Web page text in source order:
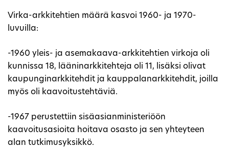
Virka-arkkitehtien määrä kasvoi 1960- ja 1970-
luvuilla:
-1960 yleis- ja asemakaava-arkkitehtien virkoja oli
kunnissa 18, lääninarkkitehteja oli 11, lisäksi olivat
kaupunginarkkitehdit ja kauppalanarkkitehdit, joilla
myös oli kaavoitustehtäviä.
-1967 perustettiin sisäasianministeriöön
kaavoitusasioita hoitava osasto ja sen yhteyteen
alan tutkimusyksikkö.